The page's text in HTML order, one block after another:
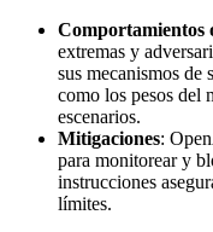
Comportamientos
extremas y
sus mecanismos de
como los pesos del
escenarios.
Mitigaciones:
para monitorear y
instrucciones
límites.